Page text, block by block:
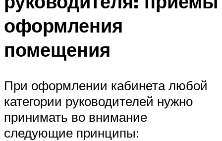
оформления
помещения
При оформлении кабинета любой
категории руководителей нужно
принимать во внимание
следующие принципы: